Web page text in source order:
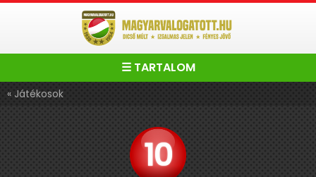
☰ TARTALOM
« Játékosok
10